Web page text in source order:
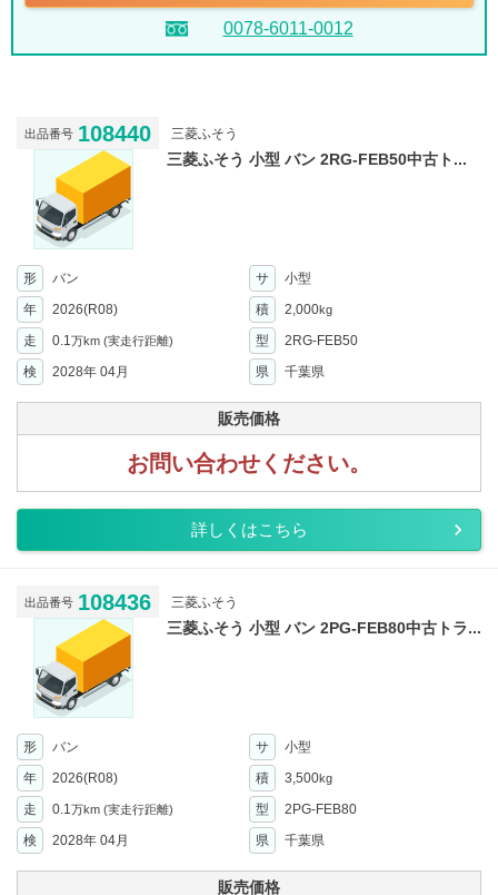
0078-6011-0012
出品番号 108440 三菱ふそう
三菱ふそう 小型 バン 2RG-FEB50中古ト...
形 バン サ
小型
年
2026(R08) 積 2,000kg
走 0.1万km (実走行距離) 型
2RG-FEB50
検
2028年 04月 県 千葉県
販売価格
お問い合わせください。
詳しくはこちら
出品番号 108436 三菱ふそう
三菱ふそう 小型 バン 2PG-FEB80中古トラ...
形 バン サ
小型
年
2026(R08) 積 3,500kg
走 0.1万km (実走行距離) 型
2PG-FEB80
検
2028年 04月 県 千葉県
販売価格